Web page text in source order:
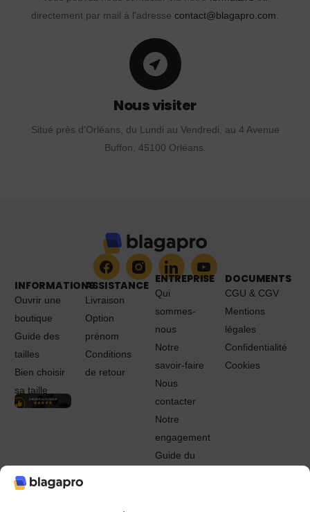
directement par mail à l'adresse contact@blagapro.com.
Nous visiter
Situé près d'Orléans, du Lundi au Vendredi, au 4 Avenue
Buffon, 45100 Orléans.
INFORMATIONS
Ouvrir une
boutique
Guide des
tailles
Bien choisir
sa taille
ASSISTANCE
Livraison
Option
prénom
Conditions
de retour
ENTREPRISE
Qui
sommes-
nous
Notre
savoir-faire
Nous
contacter
Notre
engagement
Guide du
DOCUMENTS
CGU & CGV
Mentions
légales
Confidentialité
Cookies
© 2022 - 2024 Blagapro. Tous droits réservés. Textiles
personnalisés à Orléans